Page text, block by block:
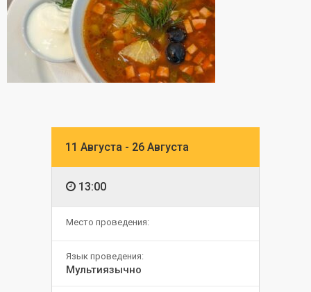
11 Августа - 26 Августа
13:00
Место проведения:
Язык проведения:
Мультиязычно